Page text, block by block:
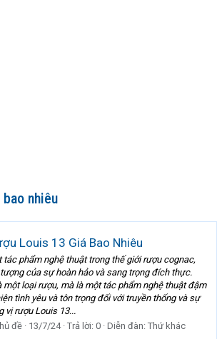
nhiêu
Louis 13 Giá Bao Nhiêu
phẩm nghệ thuật trong thế giới rượu cognac,
của sự hoàn hảo và sang trọng đích thực.
một loại rượu, mà là một tác phẩm nghệ thuật đậm
tình yêu và tôn trọng đối với truyền thống và sự
vị rượu Louis 13...
đề 13/7/24 Trả lời: 0 Diễn đàn: Thứ khác